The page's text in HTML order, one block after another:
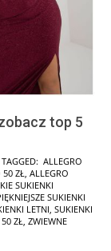
top 5
TAGGED: ALLEGRO
ZŁ ALLEGRO
SUKIENKI
SUKIENKI
LETNI SUKIENKI
ZŁ ZWIEWNE